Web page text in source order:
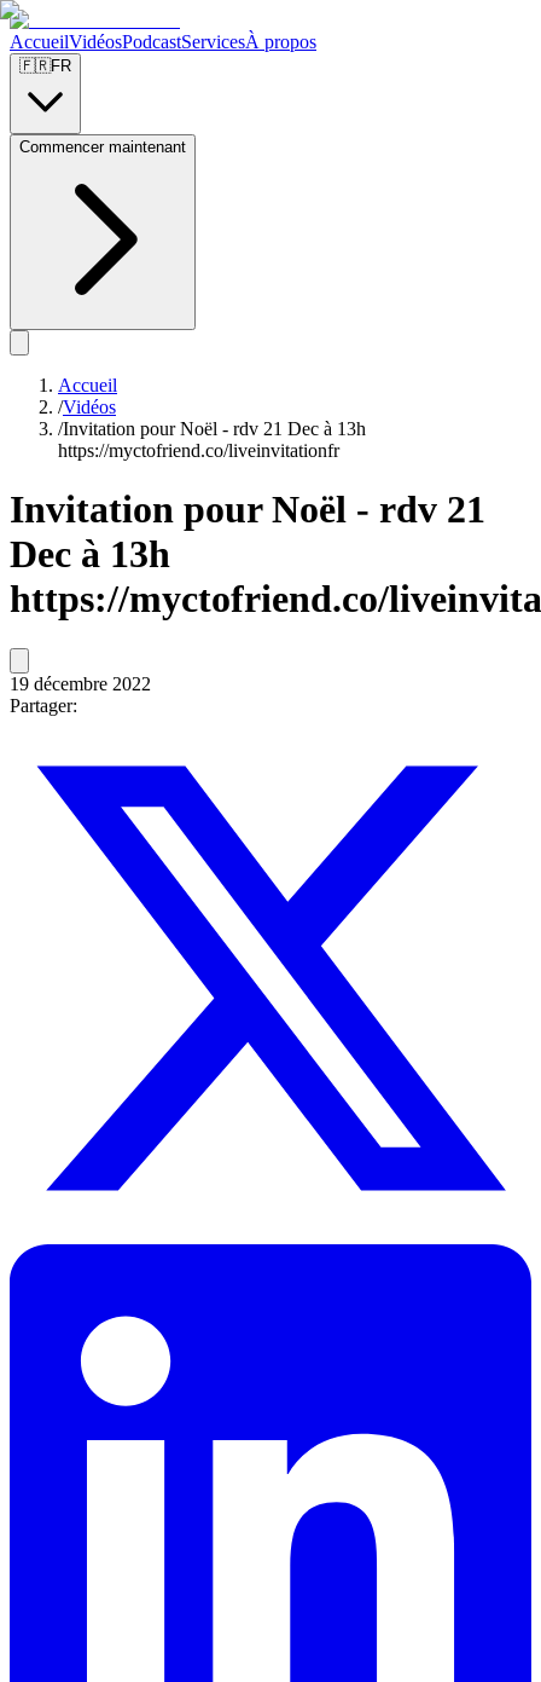
AccueilVidéosPodcastServicesÀ propos
🇫🇷FR
Commencer maintenant
Accueil
/Vidéos
/Invitation pour Noël - rdv 21 Dec à 13h
https://myctofriend.co/liveinvitationfr
Invitation pour Noël - rdv 21
Dec à 13h
https://myctofriend.co/
19 décembre 2022
Partager: